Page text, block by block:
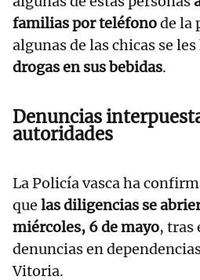
familias por teléfonode la
algunas de las chicas se
drogas en sus bebidas.
Denuncias
autoridades
La Policía vasca ha
que las diligencias se
miércoles, 6 de mayo, tras
denuncias en
Vitoria.